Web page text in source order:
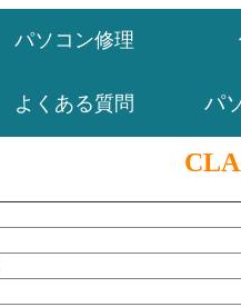
パソコン修理
よくある質問 パ